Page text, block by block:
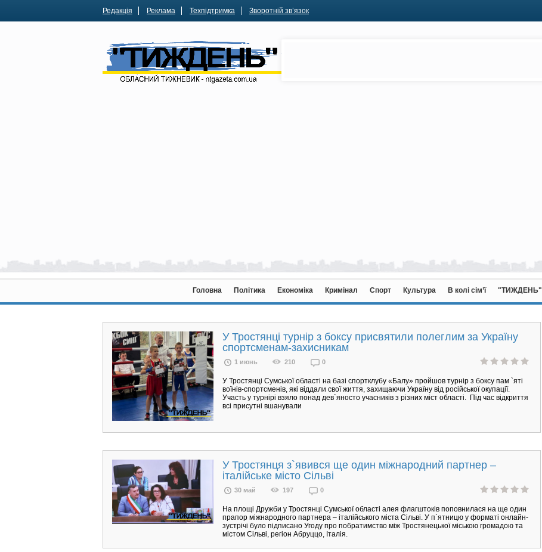
Редакція Реклама Техпідтримка Зворотній зв’язок
Головна Політика Економіка Кримінал Спорт Культура В колі сім’ї "ТИЖДЕНЬ"
У Тростянці турнір з боксу присвятили полеглим за Україну
спортсменам-захисникам
1 июнь 210 0
У Тростянці Сумської області на базі спортклубу «Балу» пройшов турнір з боксу пам `яті
воїнів-спортсменів, які віддали свої життя, захищаючи Україну від російської окупації.
Участь у турнірі взяло понад дев`яносто учасників з різних міст області. Під час відкриття
всі присутні вшанували
У Тростянця з`явився ще один міжнародний партнер –
італійське місто Сільві
30 май 197 0
На площі Дружби у Тростянці Сумської області алея флагштоків поповнилася на ще один
прапор міжнародного партнера – італійського міста Сільві. У п`ятницю у форматі онлайн-
зустрічі було підписано Угоду про побратимство між Тростянецької міською громадою та
містом Сільві, регіон Абруццо, Італія.